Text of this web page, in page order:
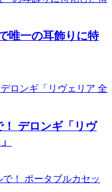
唯一の耳飾りに特
デロンギ「リヴ